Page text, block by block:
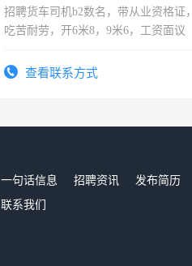
招聘货车司机b2数名，带从业资格证，
吃苦耐劳，开6米8，9米6，工资面议
查看联系方式
一句话信息 招聘资讯 发布简历
联系我们